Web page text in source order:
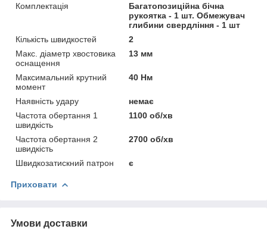
Комплектація
Багатопозиційна бічна
рукоятка - 1 шт. Обмежувач
глибини свердління - 1 шт
Кількість швидкостей
2
Макс. діаметр хвостовика
оснащення
13 мм
Максимальний крутний
момент
40 Нм
Наявність удару
немає
Частота обертання 1
швидкість
1100 об/хв
Частота обертання 2
швидкість
2700 об/хв
Швидкозатискний патрон є
Приховати
Умови доставки